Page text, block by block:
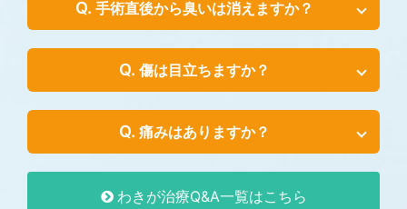
手術直後から臭いは消えますか？
傷は目立ちますか？
痛みはありますか？
わきが治療Q&A一覧はこちら